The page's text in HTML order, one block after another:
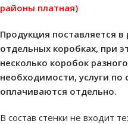
районы платная)
Продукция поставляется
отдельных коробках, при
несколько коробок
необходимости, услуги по
оплачиваются отдельно.
В состав стенки не входит